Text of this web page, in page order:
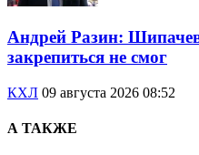
Андрей Разин: Шипачев
закрепиться не смог
КХЛ 09 августа 2026 08:52
А ТАКЖЕ